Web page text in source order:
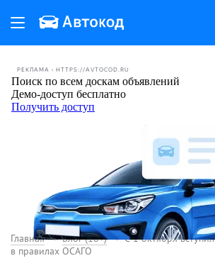
РЕКЛАМА • HTTPS://AVTOCOD.RU
Главная Блог (18+)
С 1 октября
в правилах ОСАГО